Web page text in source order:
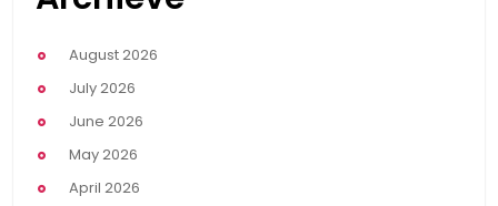
August 2026
July 2026
June 2026
May 2026
April 2026